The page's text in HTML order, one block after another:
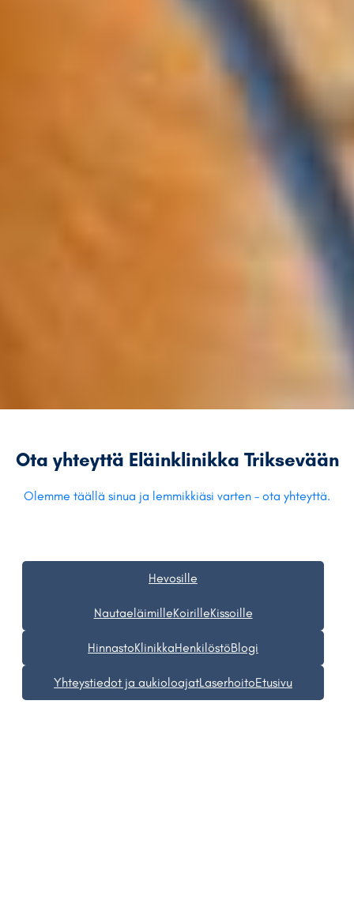
Ota yhteyttä Eläinklinikka Triksevään
Olemme täällä sinua ja lemmikkiäsi varten – ota yhteyttä.
Hevosille
NautaeläimilleKoirilleKissoille
HinnastoKlinikkaHenkilöstöBlogi
Yhteystiedot ja aukioloajatLaserhoitoEtusivu